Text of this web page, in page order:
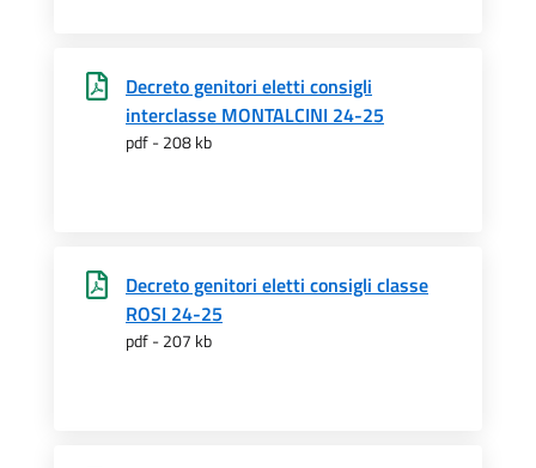
Decreto genitori eletti consigli
interclasse MONTALCINI 24-25
pdf - 208 kb
Decreto genitori eletti consigli classe
ROSI 24-25
pdf - 207 kb